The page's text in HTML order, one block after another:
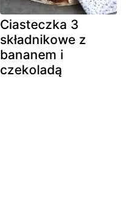
Ciasteczka 3
składnikowe z
bananem i
czekoladą